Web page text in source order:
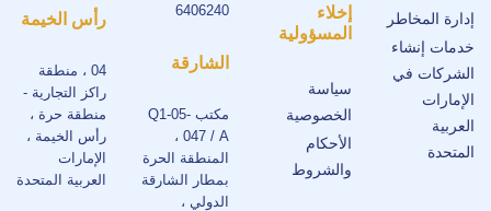
إدارة المخاطر
خدمات إنشاء
الشركات في
الإمارات
العربية
المتحدة
إخلاء
المسؤولية
سياسة
الخصوصية
الأحكام
والشروط
6406240
الشارقة
مكتب Q1-05-
047 / A ،
المنطقة الحرة
بمطار الشارقة
الدولي ،
رأس الخيمة
04 ، منطقة
راكز التجارية -
منطقة حرة ،
رأس الخيمة ،
الإمارات
العربية المتحدة